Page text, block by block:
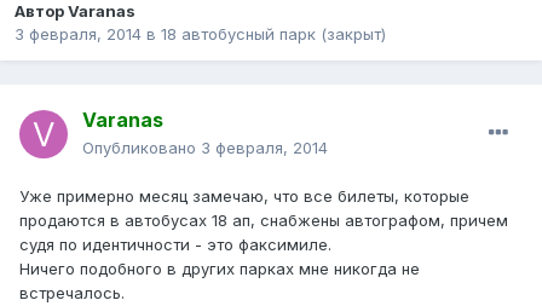
АвторVaranas
3 февраля, 2014 в 18 автобусный парк (закрыт)
Varanas
Опубликовано 3 февраля, 2014
Уже примерно месяц замечаю, что все билеты, которые
продаются в автобусах 18 ап, снабжены автографом, причем
судя по идентичности - это факсимиле.
Ничего подобного в других парках мне никогда не
встречалось.